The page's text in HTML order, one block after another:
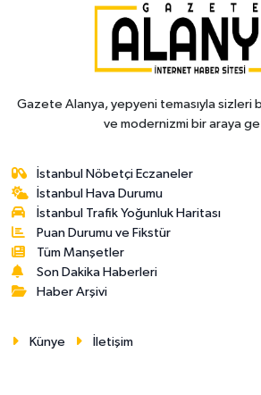
Gazete Alanya, yepyeni temasıyla sizleri
ve modernizmi bir araya
İstanbul Nöbetçi Eczaneler
İstanbul Hava Durumu
İstanbul Trafik Yoğunluk Haritası
Puan Durumu ve Fikstür
Tüm Manşetler
Son Dakika Haberleri
Haber Arşivi
Künye İletişim